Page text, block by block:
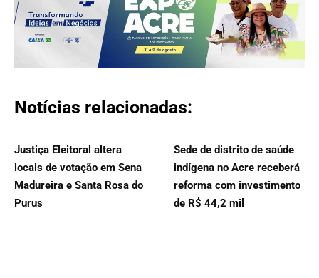
Notícias relacionadas:
Justiça Eleitoral altera
locais de votação em Sena
Madureira e Santa Rosa do
Purus
Sede de distrito de saúde
indígena no Acre receberá
reforma com investimento
de R$ 44,2 mil